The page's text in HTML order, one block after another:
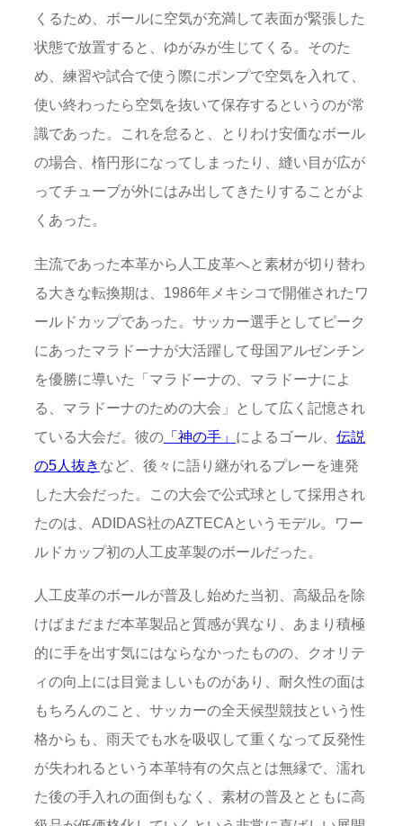
くるため、ボールに空気が充満して表面が緊張した
状態で放置すると、ゆがみが生じてくる。そのた
め、練習や試合で使う際にポンプで空気を入れて、
使い終わったら空気を抜いて保存するというのが常
識であった。これを怠ると、とりわけ安価なボール
の場合、楕円形になってしまったり、縫い目が広が
ってチューブが外にはみ出してきたりすることがよ
くあった。
主流であった本革から人工皮革へと素材が切り替わ
る大きな転換期は、1986年メキシコで開催されたワ
ールドカップであった。サッカー選手としてピーク
にあったマラドーナが大活躍して母国アルゼンチン
を優勝に導いた「マラドーナの、マラドーナによ
る、マラドーナのための大会」として広く記憶され
ている大会だ。彼の 「神の手」 によるゴール、 伝説
の5人抜き など、後々に語り継がれるプレーを連発
した大会だった。この大会で公式球として採用され
たのは、ADIDAS社のAZTECAというモデル。ワー
ルドカップ初の人工皮革製のボールだった。
人工皮革のボールが普及し始めた当初、高級品を除
けばまだまだ本革製品と質感が異なり、あまり積極
的に手を出す気にはならなかったものの、クオリテ
ィの向上には目覚ましいものがあり、耐久性の面は
もちろんのこと、サッカーの全天候型競技という性
格からも、雨天でも水を吸収して重くなって反発性
が失われるという本革特有の欠点とは無縁で、濡れ
た後の手入れの面倒もなく、素材の普及とともに高